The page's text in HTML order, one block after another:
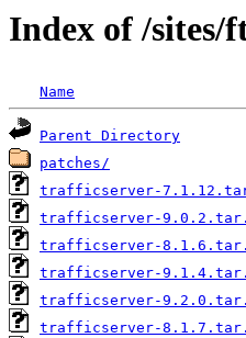
Index of /sites/
Name
Parent Directory
patches/
trafficserver-
trafficserver-
trafficserver-
trafficserver-
trafficserver-
trafficserver-